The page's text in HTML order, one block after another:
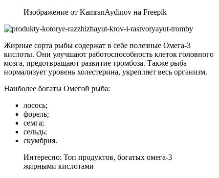
Изображение от KamranAydinov на Freepik
Жирные сорта рыбы содержат в себе полезные Омега-3
кислоты. Они улучшают работоспособность клеток головного
мозга, предотвращают развитие тромбоза. Также рыба
нормализует уровень холестерина, укрепляет весь организм.
Наиболее богаты Омегой рыба:
лосось;
форель;
семга;
сельдь;
скумбрия.
Интересно: Топ продуктов, богатых омега-3
жирными кислотами